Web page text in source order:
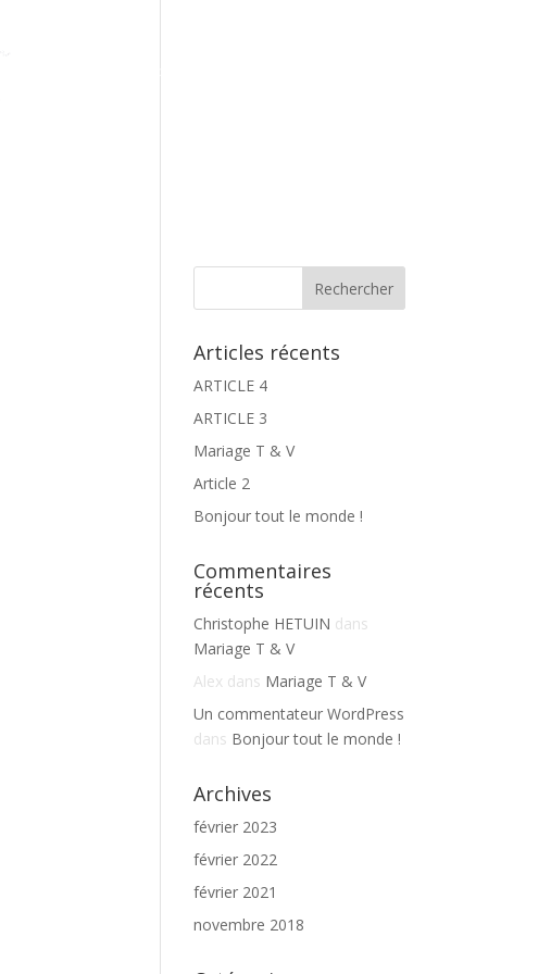
Articles récents
ARTICLE 4
ARTICLE 3
Mariage T & V
Article 2
Bonjour tout le monde !
Commentaires
récents
Christophe HETUIN dans
Mariage T & V
Alex dans Mariage T & V
Un commentateur WordPress
dans Bonjour tout le monde !
Archives
février 2023
février 2022
février 2021
novembre 2018